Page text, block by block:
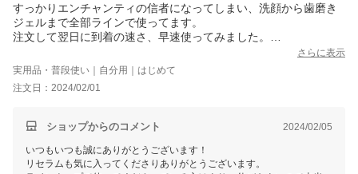
すっかりエンチャンティの信者になってしまい、洗顔から歯磨き
ジェルまで全部ラインで使ってます。
注文して翌日に到着の速さ、早速使ってみました。
適量がわからないので今夜はちょっとにしてみました。ちょっと
なのにすごいモッチリしました。適量とおすすめの使い方があっ
たら教えて頂きたいです！
さらに表示
実用品・普段使い｜自分用｜はじめて
注文日：2024/02/01
ショップからのコメント 2024/02/05
いつもいつも誠にありがとうございます！
リセラムも気に入ってくださりありがとうございます。